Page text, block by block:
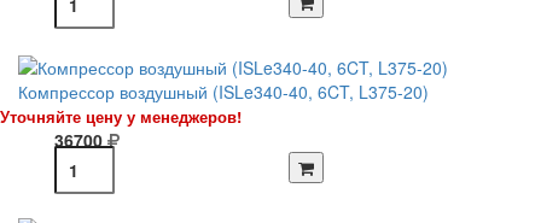
Компрессор воздушный (ISLe340-40, 6CT, L375-20)
Уточняйте цену у менеджеров!
36700